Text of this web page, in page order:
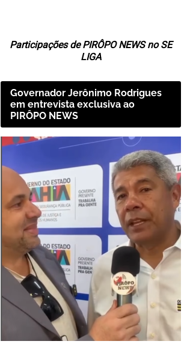
Participações de PIRÔPO NEWS no SE
LIGA
Governador Jerônimo Rodrigues
em entrevista exclusiva ao
PIRÔPO NEWS